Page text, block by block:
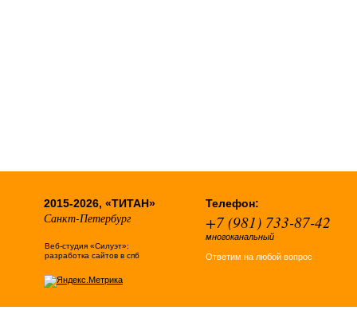
2015-2026, «ТИТАН»
Санкт-Петербург
Веб-студия «Силуэт»:
разработка сайтов в спб
Телефон:
+7 (981) 733-87-42
многоканальный
Ответим на любой вопрос